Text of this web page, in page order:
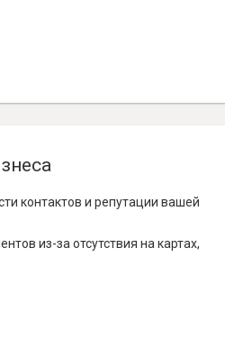
контактов и репутации вашей
из-за отсутствия на картах,